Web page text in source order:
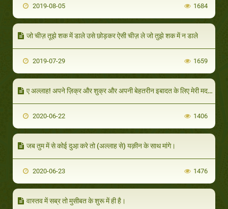
2019-08-05 1684
जो चीज़ तूझे शक में डाले उसे छोड़कर ऐसी चीज़ ले जो तुझे शक में न डाले
2019-07-29 1659
ए अल्लाह! अपने ज़िक्र और शुक्र और अपनी बेहतरीन इबादत के लिए मेरी मदद कर।
2020-06-22 1406
जब तुम में से कोई दुआ़ करे तो (अल्लाह से) यक़ीन के साथ मांगे।
2020-06-23 1476
वास्तव में सब्र तो मुसीबत के शुरू में ही है।